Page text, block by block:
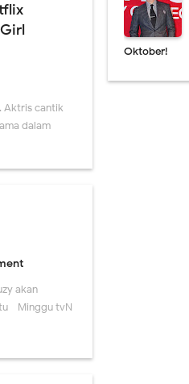
Aktris cantik
dalam
akan
- Minggu tvN
Oktober!